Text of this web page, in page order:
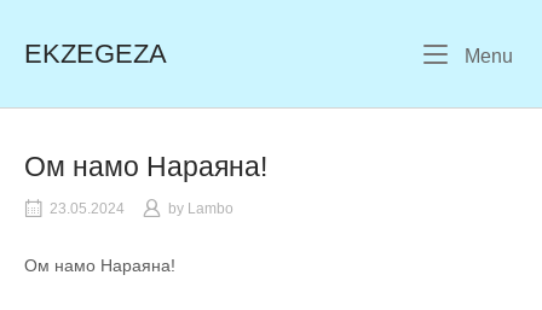
contentEKZEGEZA Menu
Ом намо Нараяна!
23.05.2024 by Lambo
Ом намо Нараяна!